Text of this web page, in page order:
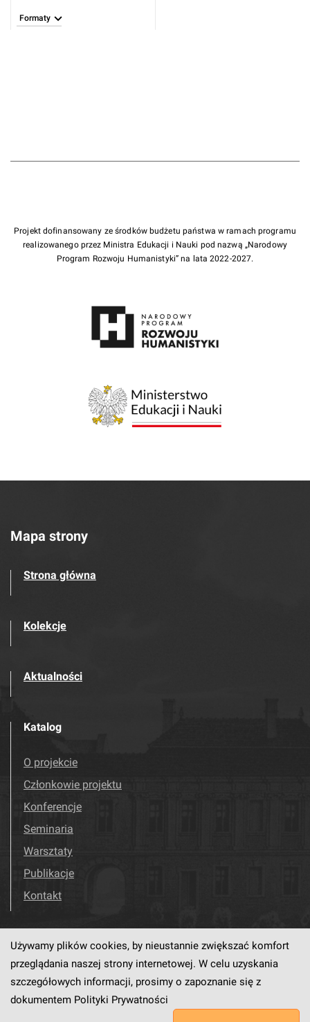
Formaty
Projekt dofinansowany ze środków budżetu państwa w ramach programu
realizowanego przez Ministra Edukacji i Nauki pod nazwą „Narodowy
Program Rozwoju Humanistyki” na lata 2022-2027.
Mapa strony
Strona główna
Kolekcje
Aktualności
Katalog
O projekcie
Członkowie projektu
Konferencje
Seminaria
Warsztaty
Publikacje
Kontakt
Odwiedź nas! Facebook
Używamy plików cookies, by nieustannie zwiększać komfort
przeglądania naszej strony internetowej. W celu uzyskania
szczegółowych informacji, prosimy o zapoznanie się z
dokumentem Polityki Prywatności